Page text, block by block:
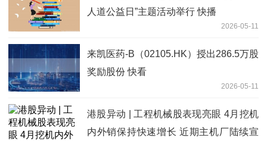
人道公益日”主题活动举行 快播
2026-05-11
来凯医药-B（02105.HK）授出286.5万股
奖励股份 快看
2026-05-11
港股异动 | 工程机械股表现亮眼 4月挖机
内外销保持快速增长 近期主机厂陆续宣